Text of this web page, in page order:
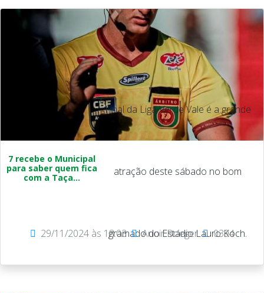
7 recebe o Municipal
para saber quem fica
com a Taça...
Final da Liga Verde Vale é a grande
atração deste sábado no bom
gramado do Estádio Lauro Koch.
29/11/2024 às 18:03 Anoir Boeger 0394